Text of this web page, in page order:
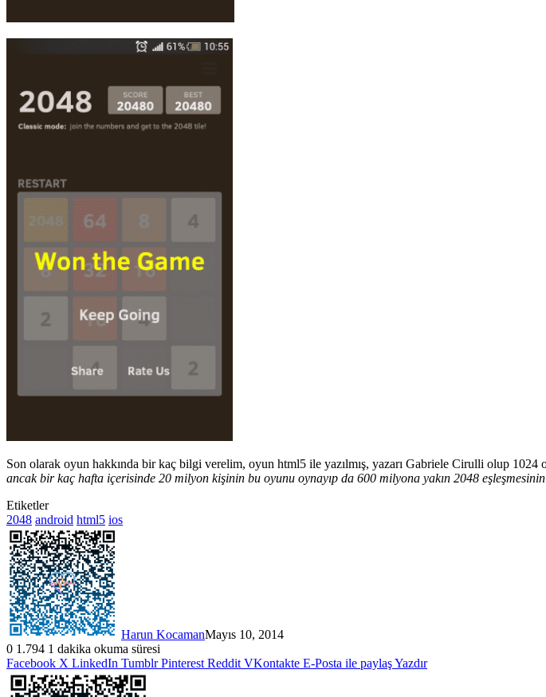
Son olarak oyun hakkında bir kaç bilgi verelim, oyun html5 ile yazılmış, yazarı Gabriele Cirulli olup
ancak bir kaç hafta içerisinde 20 milyon kişinin bu oyunu oynayıp da 600 milyona yakın 2048
Etiketler
2048 android html5 ios
Harun KocamanMayıs 10, 2014
0 1.794 1 dakika okuma süresi
Facebook X LinkedIn Tumblr Pinterest Reddit VKontakte E-Posta ile paylaşYazdır